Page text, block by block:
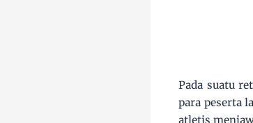
Pada suatu
para peserta
atletis